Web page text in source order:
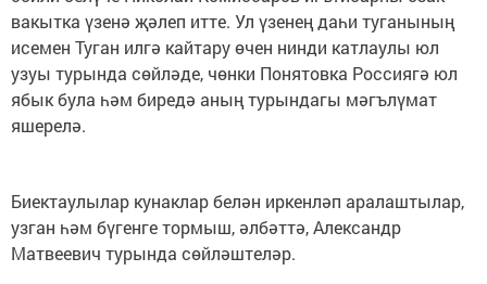
вакытка үзенә җәлеп итте. Ул үзенең даһи туганының
исемен Туган илгә кайтару өчен нинди катлаулы юл
узуы турында сөйләде, чөнки Понятовка Россиягә юл
ябык була һәм биредә аның турындагы мәгълүмат
яшерелә.
Биектаулылар кунаклар белән иркенләп аралаштылар,
узган һәм бүгенге тормыш, әлбәттә, Александр
Матвеевич турында сөйләштеләр.